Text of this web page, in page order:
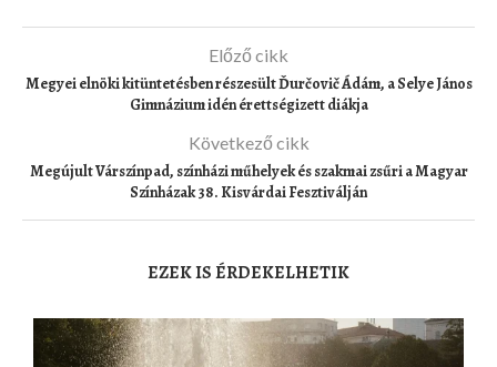
Előző cikk
Megyei elnöki kitüntetésben részesült Ďurčovič Ádám, a Selye János
Gimnázium idén érettségizett diákja
Következő cikk
Megújult Várszínpad, színházi műhelyek és szakmai zsűri a Magyar
Színházak 38. Kisvárdai Fesztiválján
EZEK IS ÉRDEKELHETIK